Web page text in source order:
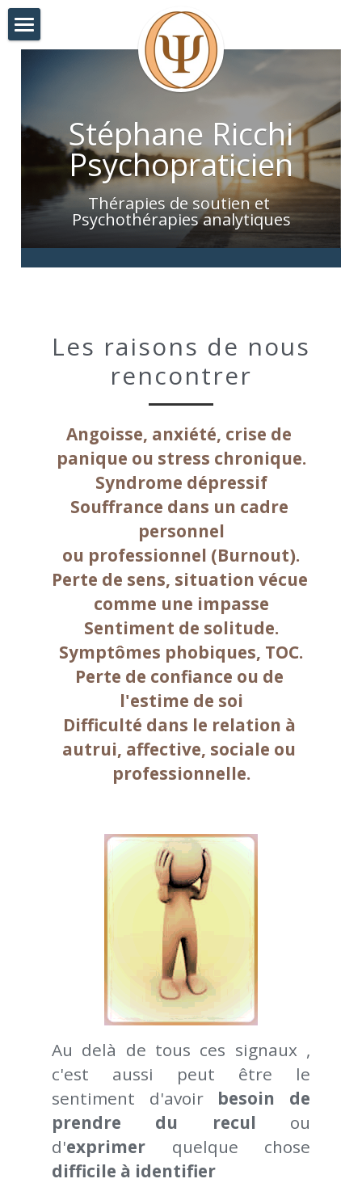
Stéphane Ricchi
Psychopraticien
Thérapies de soutien et
Psychothérapies analytiques
Les raisons de nous rencontrer
La nature de la prise en charge
L'alliance thérapeutique
Qui je suis ?
Me contacter
Blog
Les raisons de nous
rencontrer
Angoisse, anxiété, crise de
panique ou stress chronique.
Syndrome dépressif
Souffrance dans un cadre
personnel
ou professionnel (Burnout).
Perte de sens, situation vécue
comme une impasse
Sentiment de solitude.
Symptômes phobiques, TOC.
Perte de confiance ou de
l'estime de soi
Difficulté dans le relation à
autrui, affective, sociale ou
professionnelle.
Au delà de tous ces signaux ,
c'est aussi peut être le
sentiment d'avoir besoin
de
prendre du recul ou
d'exprimer
difficile à identifier